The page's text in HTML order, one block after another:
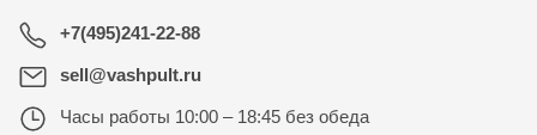
+7(495)241-22-88
sell@vashpult.ru
Часы работы 10:00 – 18:45 без обеда